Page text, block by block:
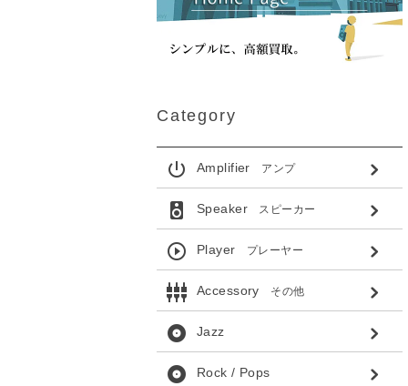
Category
power_settings_new Amplifier アンプ
speaker Speakerスピーカー
play_circle_outline Player プレーヤー
settings_input_component Accessory その他
album Jazz
album Rock / Pops